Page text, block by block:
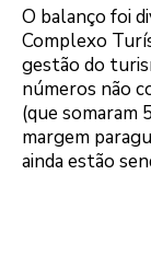
O balanço foi
Complexo
gestão do
números não
(que somaram
margem
ainda estão